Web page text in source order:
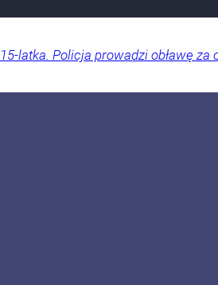
latka. Policja prowadzi obławę